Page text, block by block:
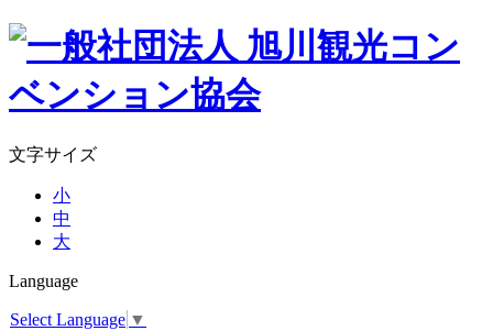
文字サイズ
小
中
大
Language
Select Language ▼